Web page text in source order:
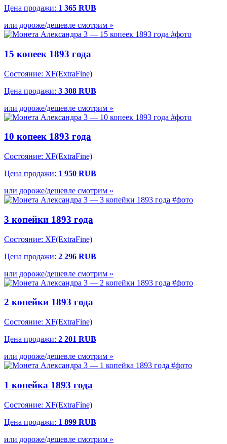
Цена продажи: 1 365 RUB
или дороже/дешевле смотрим »
15 копеек 1893 года
Состояние: XF(ExtraFine)
Цена продажи: 3 308 RUB
или дороже/дешевле смотрим »
10 копеек 1893 года
Состояние: XF(ExtraFine)
Цена продажи: 1 950 RUB
или дороже/дешевле смотрим »
3 копейки 1893 года
Состояние: XF(ExtraFine)
Цена продажи: 2 296 RUB
или дороже/дешевле смотрим »
2 копейки 1893 года
Состояние: XF(ExtraFine)
Цена продажи: 2 201 RUB
или дороже/дешевле смотрим »
1 копейка 1893 года
Состояние: XF(ExtraFine)
Цена продажи: 1 899 RUB
или дороже/дешевле смотрим »